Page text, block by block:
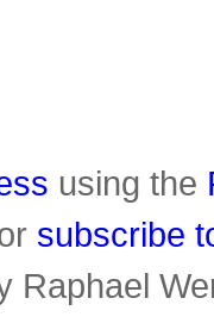
using the
subscribe
Raphael